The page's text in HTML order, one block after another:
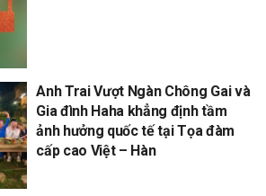
Anh Trai Vượt Ngàn Chông Gai và
Gia đình Haha khẳng định tầm
ảnh hưởng quốc tế tại Tọa đàm
cấp cao Việt – Hàn